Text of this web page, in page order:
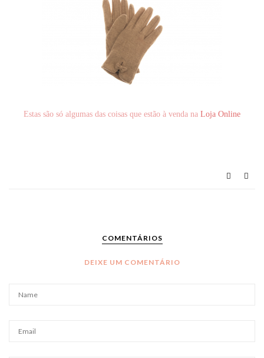
Estas são só algumas das coisas que estão à venda na Loja Online
COMENTÁRIOS
DEIXE UM COMENTÁRIO